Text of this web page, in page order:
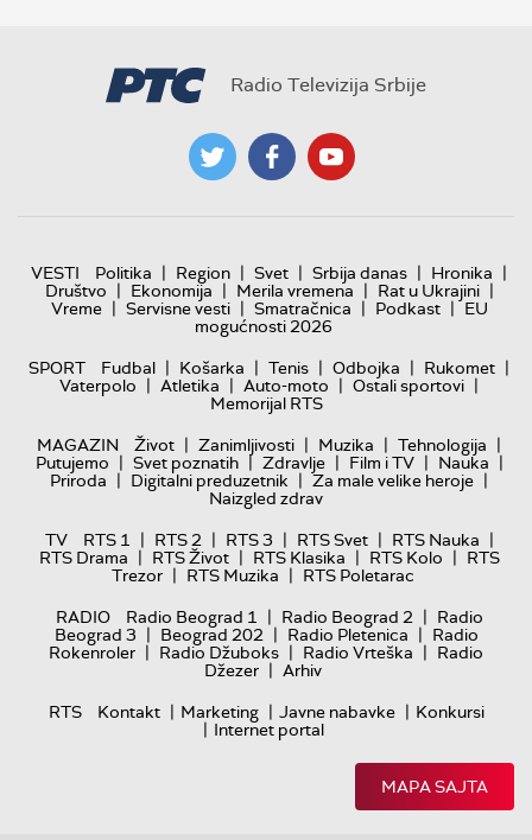
Radio Televizija Srbije
VESTI Politika | Region | Svet | Srbija danas | Hronika |
Društvo | Ekonomija | Merila vremena | Rat u Ukrajini |
Vreme | Servisne vesti | Smatračnica | Podkast | EU
mogućnosti 2026
SPORT
Fudbal | Košarka | Tenis | Odbojka | Rukomet |
Vaterpolo | Atletika | Auto-moto | Ostali sportovi |
Memorijal RTS
MAGAZIN
Život | Zanimljivosti | Muzika | Tehnologija |
Putujemo | Svet poznatih | Zdravlje | Film i TV | Nauka |
Priroda | Digitalni preduzetnik | Za male velike heroje |
Naizgled zdrav
TV
RTS 1 | RTS 2 | RTS 3 | RTS Svet | RTS Nauka |
RTS Drama | RTS Život | RTS Klasika | RTS Kolo | RTS
Trezor | RTS Muzika | RTS Poletarac
RADIO
Radio Beograd 1 | Radio Beograd 2 | Radio
Beograd 3 | Beograd 202 | Radio Pletenica | Radio
Rokenroler | Radio Džuboks | Radio Vrteška | Radio
Džezer | Arhiv
RTS
Kontakt | Marketing | Javne nabavke | Konkursi
| Internet portal
MAPA SAJTA